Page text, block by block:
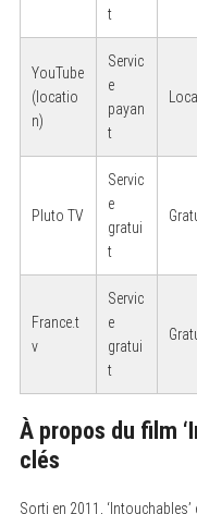
t
YouTube
(locatio
n)
Servic
e
payan
t
Pluto TV
Servic
e
gratui
t
France.t
v
Servic
e
gratui
t
À propos du film
clés
Sorti en 2011,